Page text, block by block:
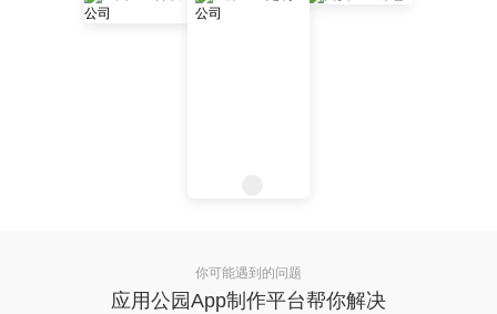
你可能遇到的问题
应用公园App制作平台帮你解决